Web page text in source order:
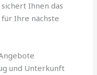
Ihnen das
Ihre nächste
und Unterkunft